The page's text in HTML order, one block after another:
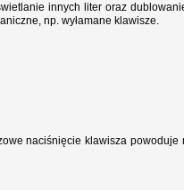
innych liter oraz
np. wyłamane klawisze.
naciśnięcie klawisza powoduje